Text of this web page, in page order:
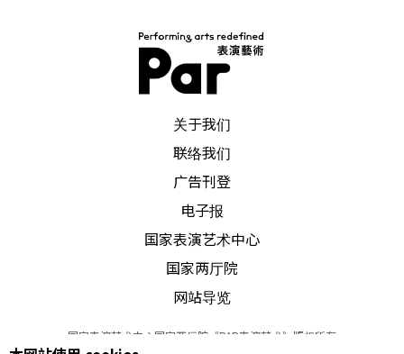
关于我们
联络我们
广告刊登
电子报
国家表演艺术中心
国家两厅院
网站导览
国家表演艺术中心国家两厅院《PAR表演艺术》版权所有